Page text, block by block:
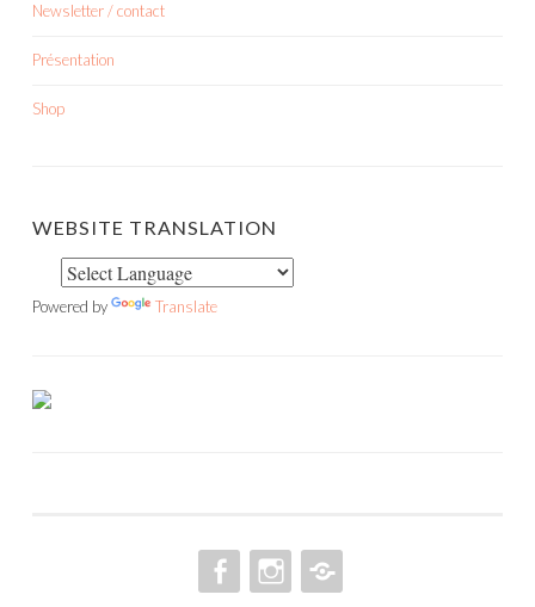
Newsletter / contact
Présentation
Shop
WEBSITE TRANSLATION
Powered by Translate